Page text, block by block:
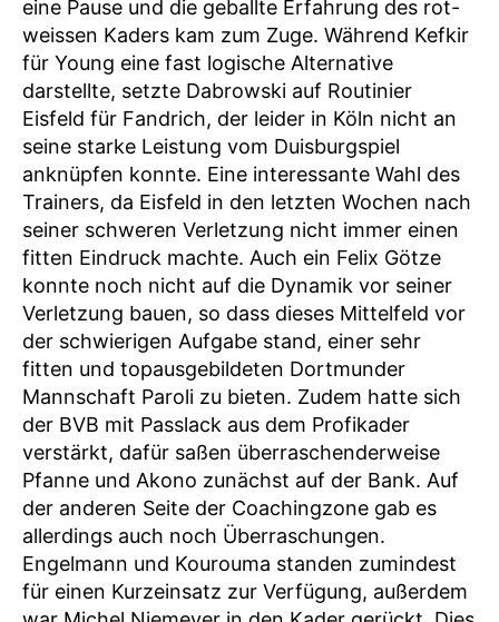
eine Pause und die geballte Erfahrung des rot-
weissen Kaders kam zum Zuge. Während Kefkir
für Young eine fast logische Alternative
darstellte, setzte Dabrowski auf Routinier
Eisfeld für Fandrich, der leider in Köln nicht an
seine starke Leistung vom Duisburgspiel
anknüpfen konnte. Eine interessante Wahl des
Trainers, da Eisfeld in den letzten Wochen nach
seiner schweren Verletzung nicht immer einen
fitten Eindruck machte. Auch ein Felix Götze
konnte noch nicht auf die Dynamik vor seiner
Verletzung bauen, so dass dieses Mittelfeld vor
der schwierigen Aufgabe stand, einer sehr
fitten und topausgebildeten Dortmunder
Mannschaft Paroli zu bieten. Zudem hatte sich
der BVB mit Passlack aus dem Profikader
verstärkt, dafür saßen überraschenderweise
Pfanne und Akono zunächst auf der Bank. Auf
der anderen Seite der Coachingzone gab es
allerdings auch noch Überraschungen.
Engelmann und Kourouma standen zumindest
für einen Kurzeinsatz zur Verfügung, außerdem